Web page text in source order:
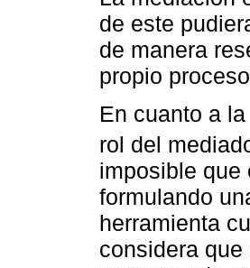
de este
de manera
propio
En cuanto a
rol del
imposible que
formulando
herramienta
considera